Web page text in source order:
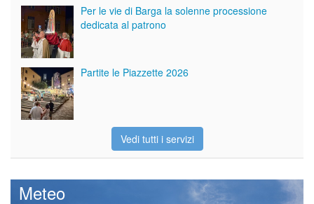
Per le vie di Barga la solenne processione
dedicata al patrono
Partite le Piazzette 2026
Vedi tutti i servizi
Meteo